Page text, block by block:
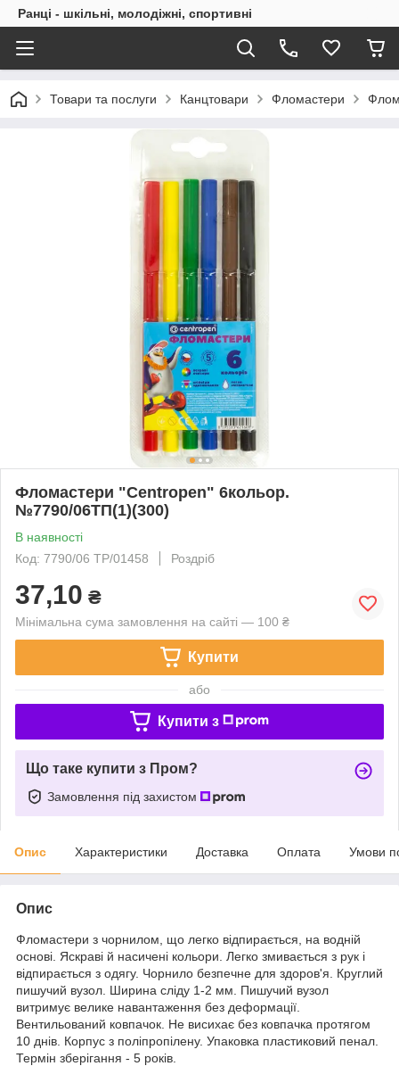
Ранці - шкільні, молодіжні, спортивні
Товари та послуги Канцтовари Фломастери
Фломастери "Centropen" 6кольор.
№7790/06ТП(1)(300)
В наявності
Код: 7790/06 ТР/01458
Роздріб
37,10 ₴
Мінімальна сума замовлення на сайті — 100 ₴
Купити
або
Купити з
Що таке купити з Пром?
Замовлення під захистом
Опис Характеристики Доставка Оплата Умови
Опис
Фломастери з чорнилом, що легко відпирається, на водній
основі. Яскраві й насичені кольори. Легко змивається з рук і
відпирається з одягу. Чорнило безпечне для здоров'я. Круглий
пишучий вузол. Ширина сліду 1-2 мм. Пишучий вузол
витримує велике навантаження без деформації.
Вентильований ковпачок. Не висихає без ковпачка протягом
10 днів. Корпус з поліпропілену. Упаковка пластиковий пенал.
Термін зберігання - 5 років.